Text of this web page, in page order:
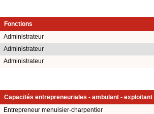
Fonctions
Administrateur
Administrateur
Administrateur
Capacités entrepreneuriales - ambulant - exploitant
Entrepreneur menuisier-charpentier